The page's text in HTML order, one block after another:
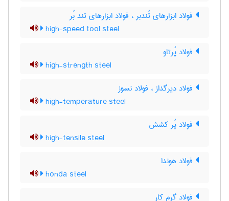
فولاد ابزارهای تُندبر ، فولاد ابزارهای تند بُر
high-speed tool steel
فولاد پُرتاو
high-strength steel
فولاد دیرگداز ، فولاد نسوز
high-temperature steel
فولاد پُر کشش
high-tensile steel
فولاد هوندا
honda steel
فولاد گرم کار